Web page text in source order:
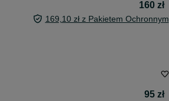
160 zł
169,10 zł z Pakietem Ochronnym
95 zł